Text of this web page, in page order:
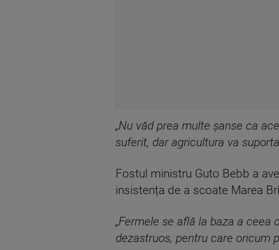
„Nu văd prea multe șanse ca
suferit, dar agricultura va
Fostul ministru Guto Bebb a
insistența de a scoate Marea
„Fermele se află la baza a
dezastruos, pentru care oricum